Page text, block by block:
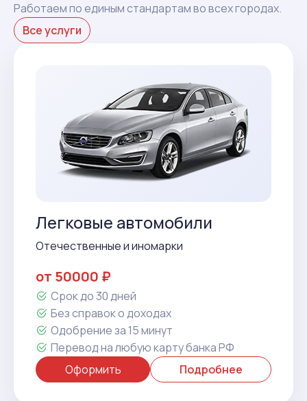
Работаем по единым стандартам во всех городах.
Все услуги
Легковые автомобили
Отечественные и иномарки
от 50000 ₽
Срок до 30 дней
Без справок о доходах
Одобрение за 15 минут
Перевод на любую карту банка РФ
Оформить
Подробнее